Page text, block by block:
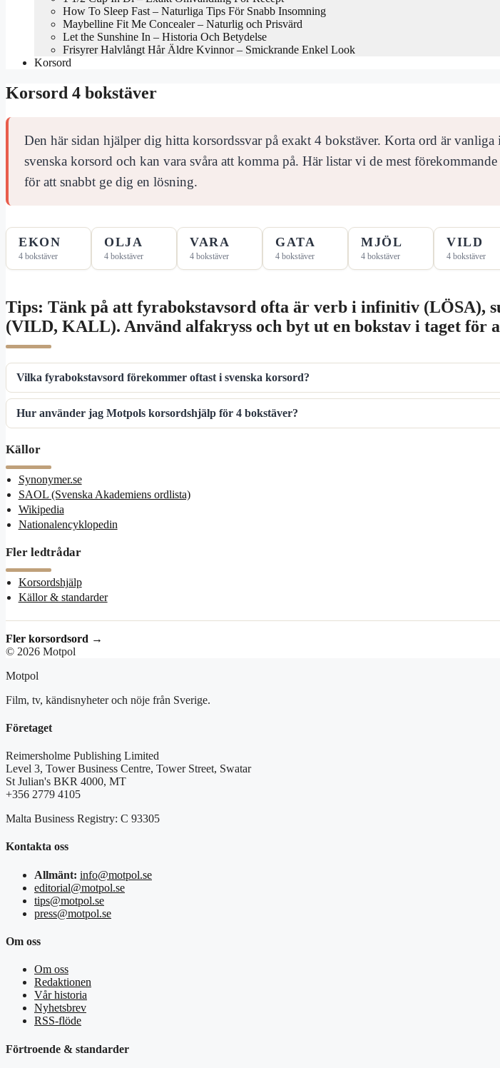
How To Sleep Fast – Naturliga Tips För Snabb Insomning
Maybelline Fit Me Concealer – Naturlig och Prisvärd
Let the Sunshine In – Historia Och Betydelse
Frisyrer Halvlångt Hår Äldre Kvinnor – Smickrande Enkel Look
Korsord
Korsord 4 bokstäver
Den här sidan hjälper dig hitta korsordssvar på exakt 4 bokstäver. Korta ord är vanliga
svenska korsord och kan vara svåra att komma på. Här listar vi de mest förekommande
för att snabbt ge dig en lösning.
EKON
4 bokstäver
OLJA
4 bokstäver
VARA
4 bokstäver
GATA
4 bokstäver
MJÖL
4 bokstäver
VILD
4 bokstäver
Tips: Tänk på att fyrabokstavsord ofta är verb i infinitiv (LÖSA),
(VILD, KALL). Använd alfakryss och byt ut en bokstav i taget för
Vilka fyrabokstavsord förekommer oftast i svenska korsord?
Hur använder jag Motpols korsordshjälp för 4 bokstäver?
Källor
Synonymer.se
SAOL (Svenska Akademiens ordlista)
Wikipedia
Nationalencyklopedin
Fler ledtrådar
Korsordshjälp
Källor & standarder
Fler korsordsord →
© 2026 Motpol
Motpol
Film, tv, kändisnyheter och nöje från Sverige.
Företaget
Reimersholme Publishing Limited
Level 3, Tower Business Centre, Tower Street, Swatar
St Julian's BKR 4000, MT
+356 2779 4105
Malta Business Registry: C 93305
Kontakta oss
Allmänt: info@motpol.se
editorial@motpol.se
tips@motpol.se
press@motpol.se
Om oss
Om oss
Redaktionen
Vår historia
Nyhetsbrev
RSS-flöde
Förtroende & standarder